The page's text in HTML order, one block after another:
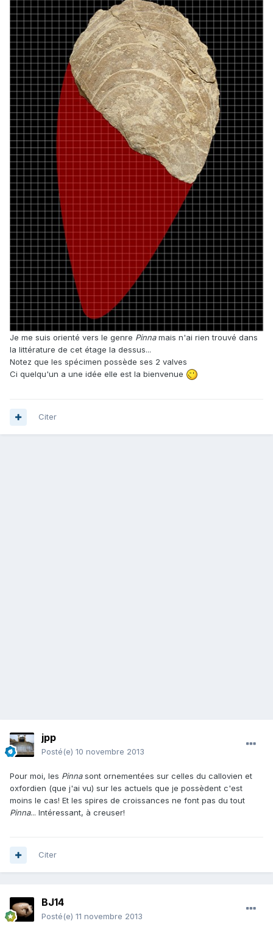
Je me suis orienté vers le genre Pinnamais n'ai rien trouvé dans
la littérature de cet étage la dessus...
Notez que les spécimen possède ses 2 valves
Ci quelqu'un a une idée elle est la bienvenue
Citer
jpp
Posté(e) 10 novembre 2013
Pour moi, les Pinnasont ornementées sur celles du callovien et
oxfordien (que j'ai vu) sur les actuels que je possèdent c'est
moins le cas! Et les spires de croissances ne font pas du tout
Pinna... Intéressant, à creuser!
Citer
BJ14
Posté(e) 11 novembre 2013